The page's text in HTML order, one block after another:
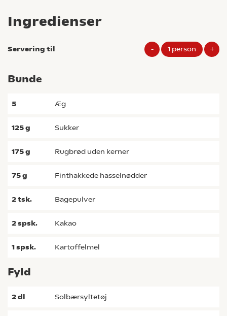
Ingredienser
Servering til - 1 person +
Bunde
5 æg
125g sukker
175g rugbrød uden kerner
75g finthakkede hasselnødder
2tsk. bagepulver
2spsk. kakao
1spsk. kartoffelmel
Fyld
2dl solbærsyltetøj